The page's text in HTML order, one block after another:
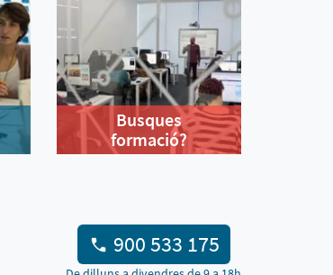
Busques
formació?
900 533 175